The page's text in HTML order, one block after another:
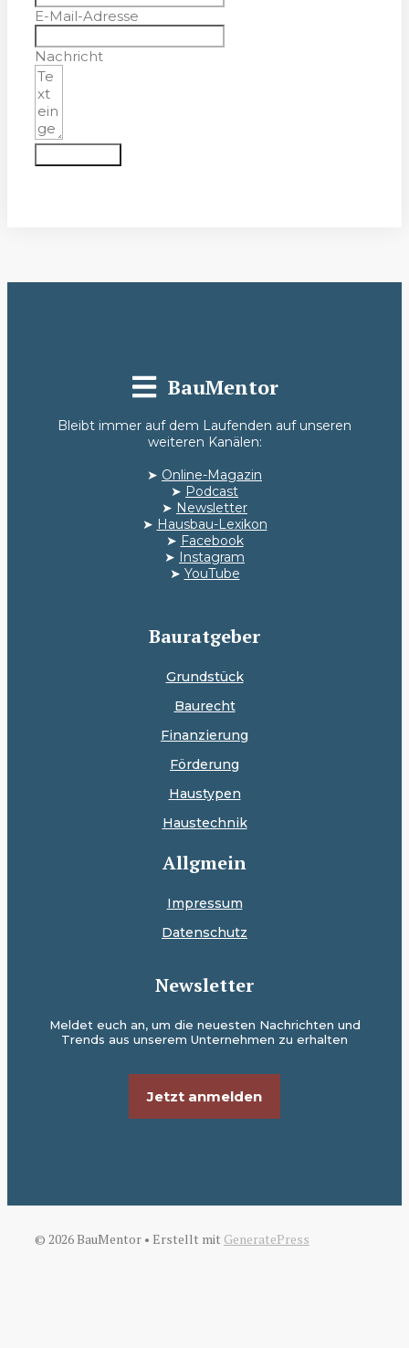
E-Mail-Adresse
Nachricht
BauMentor
Bleibt immer auf dem Laufenden auf unseren
weiteren Kanälen:
➤ Online-Magazin
➤ Podcast
➤ Newsletter
➤ Hausbau-Lexikon
➤ Facebook
➤ Instagram
➤ YouTube
Bauratgeber
Grundstück
Baurecht
Finanzierung
Förderung
Haustypen
Haustechnik
Allgmein
Impressum
Datenschutz
Newsletter
Meldet euch an, um die neuesten Nachrichten und
Trends aus unserem Unternehmen zu erhalten
Jetzt anmelden
© 2026 BauMentor • Erstellt mit GeneratePress